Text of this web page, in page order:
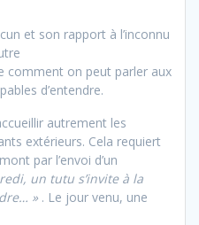
et son rapport à l’inconnu
comment on peut parler aux
d’entendre.
autrement les
extérieurs. Cela requiert
par l’envoi d’un
un tutu s’invite à la
» . Le jour venu, une